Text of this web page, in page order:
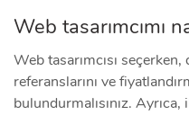
Web tasarımcımı
Web tasarımcısı
referanslarını ve
bulundurmalısınız.